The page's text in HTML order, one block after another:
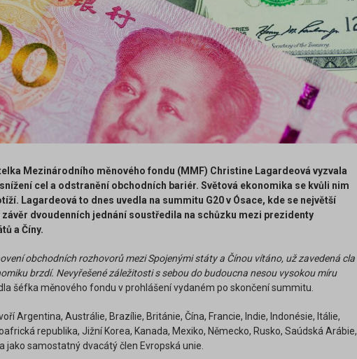
Mezinárodního měnového fondu (MMF) Christine Lagardeová vyzvala
cel a odstranění obchodních bariér. Světová ekonomika se kvůli nim
Lagardeová to dnes uvedla na summitu G20 v Ósace, kde se největší
dvoudenních jednání soustředila na schůzku mezi prezidenty
a Číny.
obchodních rozhovorů mezi Spojenými státy a Čínou vítáno, už zavedená cla
brzdí. Nevyřešené záležitosti s sebou do budoucna nesou vysokou míru
šéfka měnového fondu v prohlášení vydaném po skončení summitu.
Argentina, Austrálie, Brazílie, Británie, Čína, Francie, Indie, Indonésie, Itálie,
republika, Jižní Korea, Kanada, Mexiko, Německo, Rusko, Saúdská Arábie,
jako samostatný dvacátý člen Evropská unie.